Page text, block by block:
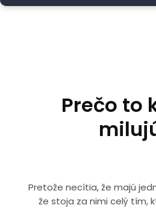
Prečo to
Pretože necítia, že majú
že stoja za nimi celý tím,